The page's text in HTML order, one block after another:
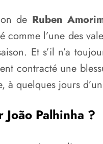
de Ruben
comme l’une des
Et s’il n’a
contracté une
quelques jours
Palhinha ?